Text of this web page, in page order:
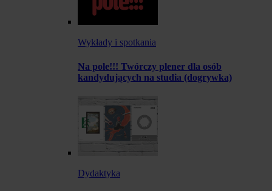
Wykłady i spotkania
Na pole!!! Twórczy plener dla osób
kandydujących na studia (dogrywka)
Dydaktyka